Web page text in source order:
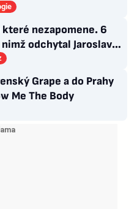
které nezapomene. 6
odchytal Jaroslav
zápasů v kariéře
Grape a do Prahy
Me The Body